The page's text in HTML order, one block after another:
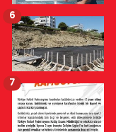
6
7